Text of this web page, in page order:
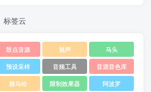
标签云
鼓点音源 魅声
马头
预设采样
音频工具
音源音色库
雅马哈
限制效果器
阿波罗